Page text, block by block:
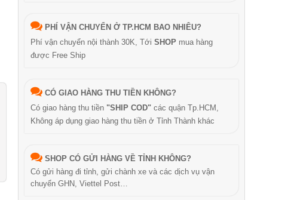
PHÍ VẬN CHUYỂN Ở TP.HCM BAO NHIÊU?
Phí vận chuyển nội thành 30K, Tới SHOP mua hàng
được Free Ship
CÓ GIAO HÀNG THU TIỀN KHÔNG?
Có giao hàng thu tiền "SHIP COD" các quận Tp.HCM,
Không áp dụng giao hàng thu tiền ở Tỉnh Thành khác
SHOP CÓ GỬI HÀNG VỀ TỈNH KHÔNG?
Có gửi hàng đi tỉnh, gửi chành xe và các dịch vụ vận
chuyển GHN, Viettel Post…